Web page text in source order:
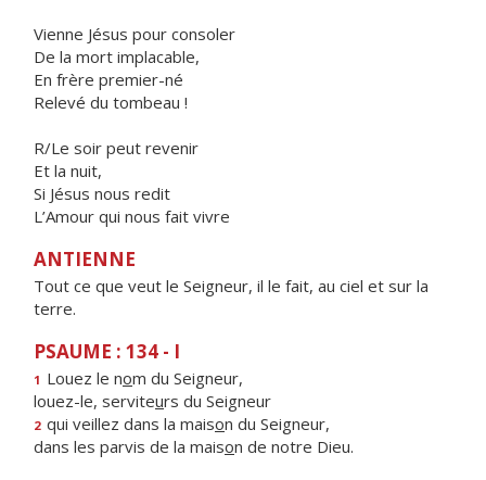
Vienne Jésus pour consoler
De la mort implacable,
En frère premier-né
Relevé du tombeau !
R/Le soir peut revenir
Et la nuit,
Si Jésus nous redit
L’Amour qui nous fait vivre
ANTIENNE
Tout ce que veut le Seigneur, il le fait, au ciel et sur la
terre.
PSAUME : 134 - I
1 Louez le nom du Seigneur,
louez-le, serviteurs du Seigneur
2 qui veillez dans la maison du Seigneur,
dans les parvis de la maison de notre Dieu.